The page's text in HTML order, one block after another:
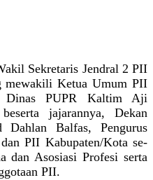
Sekretaris Jendral 2 PII
mewakili Ketua Umum PII
Dinas PUPR Kaltim Aji
jajarannya, Dekan
Dahlan Balfas, Pengurus
PII Kabupaten/Kota se-
dan Asosiasi Profesi serta
PII.